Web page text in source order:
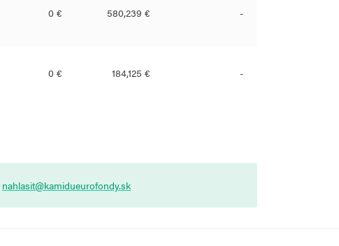
0 € 580,239 € -
0 € 184,125 € -
nahlasit@kamidueurofondy.sk